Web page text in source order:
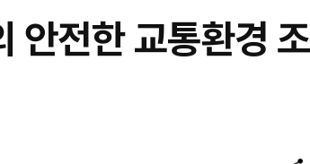
안전한 교통환경